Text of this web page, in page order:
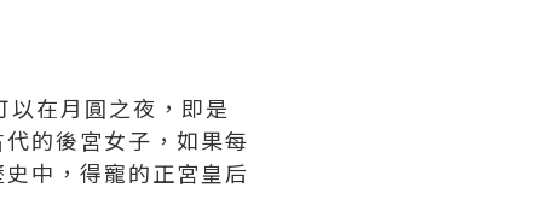
在月圓之夜，即是
的後宮女子，如果每
中，得寵的正宮皇后